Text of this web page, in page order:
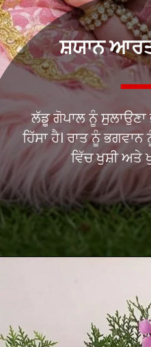
ਲੱਡੂ ਗੋਪਾਲ ਨੂੰ
ਹਿੱਸਾ ਹੈ। ਰਾਤ ਨੂੰ
ਸ਼ਯਾਨ